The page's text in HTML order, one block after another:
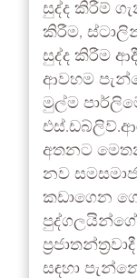
සුද්ද කිරීම්
කිරීම,
සුද්ද කිරීම
ආවහම
මුල්ම
අතනට
නව
කඩාගෙන
සඳහා